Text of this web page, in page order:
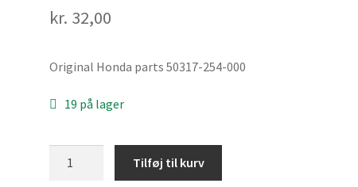
kr. 32,00
Original Honda parts 50317-254-000
19 på lager
Tilføj til kurv